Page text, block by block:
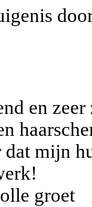
en
dat mijn
groet